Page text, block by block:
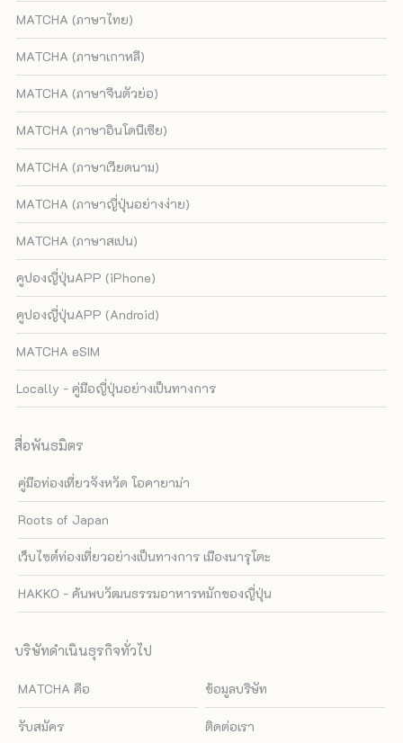
MATCHA (ภาษาไทย)
MATCHA (ภาษาเกาหลี)
MATCHA (ภาษาจีนตัวย่อ)
MATCHA (ภาษาอินโดนีเซีย)
MATCHA (ภาษาเวียดนาม)
MATCHA (ภาษาญี่ปุ่นอย่างง่าย)
MATCHA (ภาษาสเปน)
คูปองญี่ปุ่นAPP (iPhone)
คูปองญี่ปุ่นAPP (Android)
MATCHA eSIM
Locally - คู่มือญี่ปุ่นอย่างเป็นทางการ
สื่อพันธมิตร
คู่มือท่องเที่ยวจังหวัด โอคายาม่า
Roots of Japan
เว็บไซต์ท่องเที่ยวอย่างเป็นทางการ เมืองนารุโตะ
HAKKO - ค้นพบวัฒนธรรมอาหารหมักของญี่ปุ่น
บริษัทดำเนินธุรกิจทั่วไป
MATCHA คือ ข้อมูลบริษัท
รับสมัคร ติดต่อเรา